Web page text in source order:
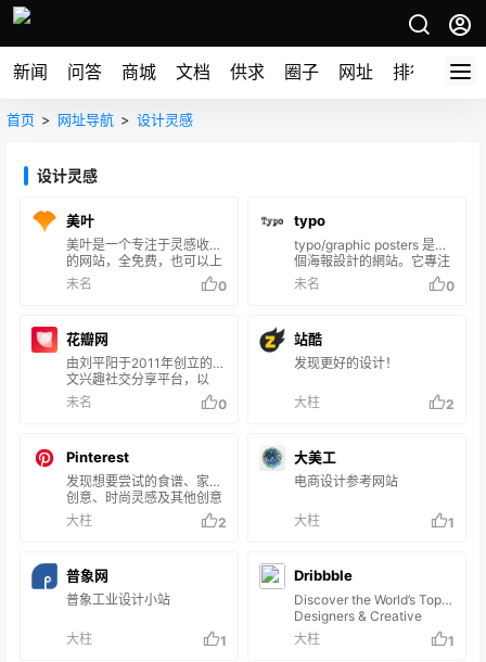
新闻 问答 商城 文档 供求 圈子 网址 排行榜
首页 > 网址导航 > 设计灵感
设计灵感
美叶
美叶是一个专注于灵感收集
的网站，全免费，也可以上
传你自己收集的灵感，相比
于花瓣来说更加开放质量更
未名 0
typo
typo/graphic posters 是一
個海報設計的網站。它專注
於印刷和圖形海報，從這個
網站上你可以看到非常前衛
可以看到一些動態海報，覺
得是一個很棒很值得學習的
類服務，不過這個地方是需
要付費解鎖的，下方有影片
未名 0
花瓣网
由刘平阳于2011年创立的中
文兴趣社交分享平台，以
“类Pinterest”模式为核心，
专注于为用户提供图片与灵
具：通过浏览器插件“采集
到花瓣”，用户可一键保存
网页图片/视频至自定义“画
板”，形成分类素材库，支
持瀑布流布局展示，视觉体
QQ等账号登录，关注他人
画板并互动（转采、评
论），构建以兴趣为纽带的
未名 0
站酷
发现更好的设计！
大柱 2
Pinterest
发现想要尝试的食谱、家居
创意、时尚灵感及其他创意
点子。
大柱 2
大美工
电商设计参考网站
大柱 1
普象网
普象工业设计小站
大柱 1
Dribbble
Discover the World’s Top
Designers & Creative
Professionals
大柱 1